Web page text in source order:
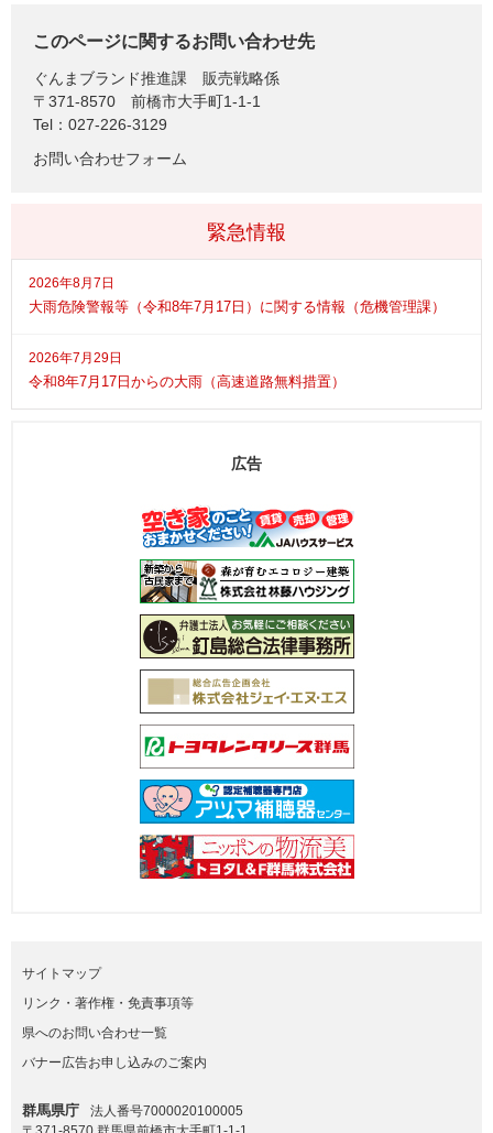
このページに関するお問い合わせ先
ぐんまブランド推進課
販売戦略係
〒371-8570
前橋市大手町1-1-1
Tel：027-226-3129
お問い合わせフォーム
緊急情報
2026年8月7日
大雨危険警報等（令和8年7月17日）に関する情報（危機管理課）
2026年7月29日
令和8年7月17日からの大雨（高速道路無料措置）
広告
サイトマップ
リンク・著作権・免責事項等
県へのお問い合わせ一覧
バナー広告お申し込みのご案内
群馬県庁
法人番号7000020100005